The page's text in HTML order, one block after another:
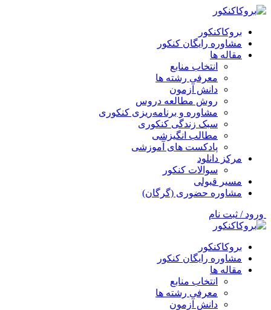
بروکاکنکور
مشاوره رایگان کنکور
مقاله ها
انتخاب منابع
معرفی رشته ها
دانش آزمون
روش مطالعه دروس
مشاوره و برنامه‌ریزی کنکوری
سبک زندگی کنکوری
مطالب انگیزشی
پادکست های آموزشی
مرکز دانلود
سوالات کنکور
مسیر قبولی
مشاوره حضوری (گرگان)
ورود / ثبت نام
بروکاکنکور
مشاوره رایگان کنکور
مقاله ها
انتخاب منابع
معرفی رشته ها
دانش آزمون